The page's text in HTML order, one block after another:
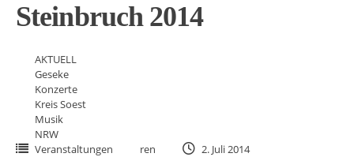
Steinbruch 2014
AKTUELL
Geseke
Konzerte
Kreis Soest
Musik
NRW
Veranstaltungen
ren 2. Juli 2014